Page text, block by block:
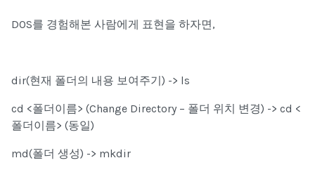
DOS를 경험해본 사람에게 표현을 하자면,
dir(현재 폴더의 내용 보여주기) -> ls
cd <폴더이름> (Change Directory – 폴더 위치 변경) -> cd <
폴더이름> (동일)
md(폴더 생성) -> mkdir